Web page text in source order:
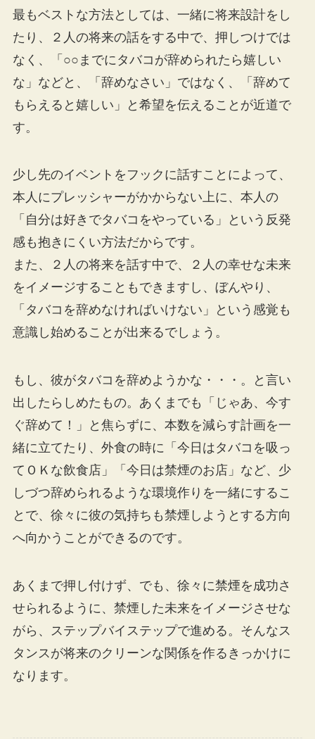
最もベストな方法としては、一緒に将来設計をし
たり、２人の将来の話をする中で、押しつけでは
なく、「○○までにタバコが辞められたら嬉しい
な」などと、「辞めなさい」ではなく、「辞めて
もらえると嬉しい」と希望を伝えることが近道で
す。
少し先のイベントをフックに話すことによって、
本人にプレッシャーがかからない上に、本人の
「自分は好きでタバコをやっている」という反発
感も抱きにくい方法だからです。
また、２人の将来を話す中で、２人の幸せな未来
をイメージすることもできますし、ぼんやり、
「タバコを辞めなければいけない」という感覚も
意識し始めることが出来るでしょう。
もし、彼がタバコを辞めようかな・・・。と言い
出したらしめたもの。あくまでも「じゃあ、今す
ぐ辞めて！」と焦らずに、本数を減らす計画を一
緒に立てたり、外食の時に「今日はタバコを吸っ
てＯＫな飲食店」「今日は禁煙のお店」など、少
しづつ辞められるような環境作りを一緒にするこ
とで、徐々に彼の気持ちも禁煙しようとする方向
へ向かうことができるのです。
あくまで押し付けず、でも、徐々に禁煙を成功さ
せられるように、禁煙した未来をイメージさせな
がら、ステップバイステップで進める。そんなス
タンスが将来のクリーンな関係を作るきっかけに
なります。